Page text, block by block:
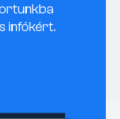
infókért.